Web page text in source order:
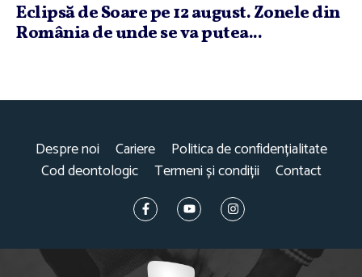
Eclipsă de Soare pe 12 august. Zonele din
România de unde se va putea...
Despre noi Cariere
Politica de confidențialitate
Cod deontologic
Termeni și condiții Contact